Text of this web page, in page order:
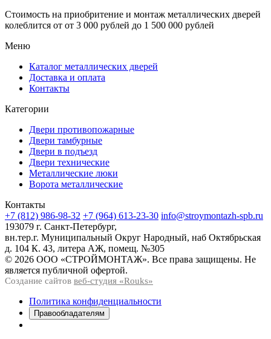
Стоимость на приобритение и монтаж металлических дверей
колеблится от от 3 000 рублей до 1 500 000 рублей
Меню
Каталог металлических дверей
Доставка и оплата
Контакты
Категории
Двери противопожарные
Двери тамбурные
Двери в подъезд
Двери технические
Металлические люки
Ворота металлические
Контакты
+7 (812) 986-98-32 +7 (964) 613-23-30 info@stroymontazh-spb.ru
193079 г. Санкт-Петербург,
вн.тер.г. Муниципальный Округ Народный, наб Октябрьская
д. 104 К. 43, литера АЖ, помещ. №305
© 2026 ООО «СТРОЙМОНТАЖ». Все права защищены. Не
является публичной офертой.
Создание сайтов веб-студия «Rouks»
Политика конфиденциальности
Правообладателям